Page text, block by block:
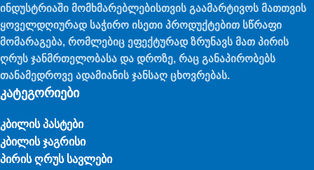
ინდუსტრიაში მომხმარებლებისთვის გაამარტივოს მათთვის
ყოველდღიურად საჭირო ისეთი პროდუქტებით სწრაფი
მომარაგება, რომლებიც ეფექტურად ზრუნავს მათ პირის
ღრუს ჯანმრთელობასა და დროზე, რაც განაპირობებს
თანამედროვე ადამიანის ჯანსაღ ცხოვრებას.
კატეგორიები
კბილის პასტები
კბილის ჯაგრისი
პირის ღრუს სავლები